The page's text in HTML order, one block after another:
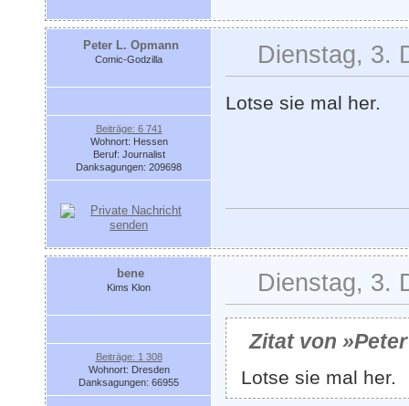
Peter L. Opmann
Comic-Godzilla
Beiträge: 6 741
Wohnort: Hessen
Beruf: Journalist
Danksagungen: 209698
Dienstag, 3.
Lotse sie mal her.
bene
Kims Klon
Beiträge: 1 308
Wohnort: Dresden
Danksagungen: 66955
Dienstag, 3.
Zitat von
Lotse sie mal her.